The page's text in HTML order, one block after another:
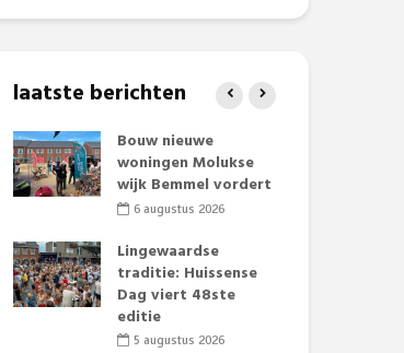
laatste berichten
Bouw nieuwe
woningen Molukse
wijk Bemmel vordert
6 augustus 2026
Lingewaardse
traditie: Huissense
Dag viert 48ste
editie
5 augustus 2026